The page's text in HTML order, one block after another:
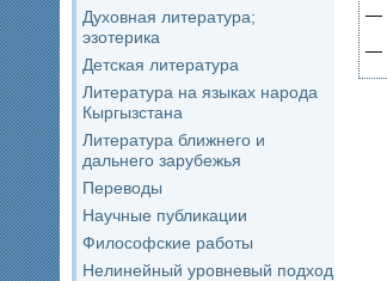
Духовная литература;
эзотерика
Детская литература
Литература на языках народа
Кыргызстана
Литература ближнего и
дальнего зарубежья
Переводы
Научные публикации
Философские работы
Нелинейный уровневый подход
—
—